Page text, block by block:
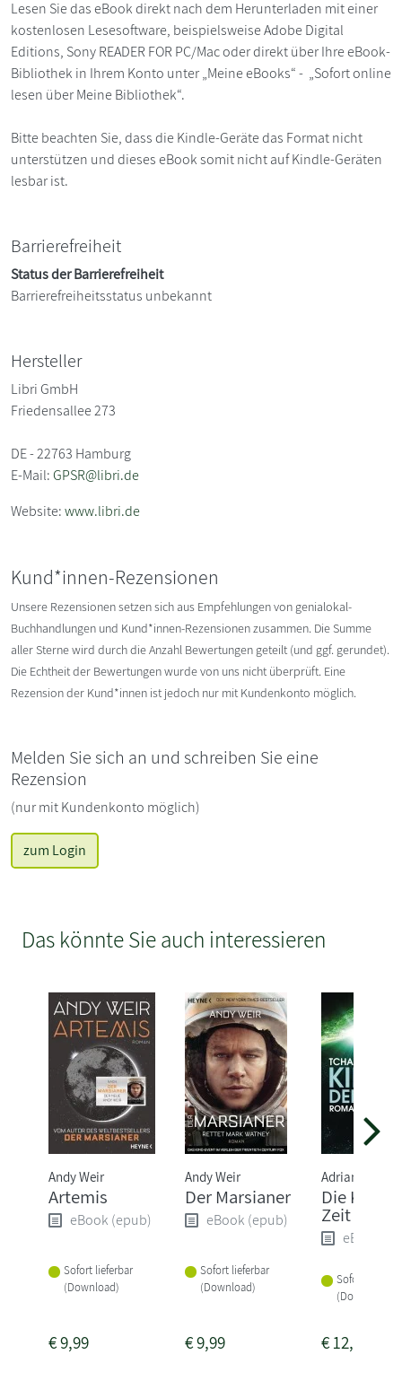
Lesen Sie das eBook direkt nach dem Herunterladen mit einer
kostenlosen Lesesoftware, beispielsweise Adobe Digital
Editions, Sony READER FOR PC/Mac oder direkt über Ihre eBook-
Bibliothek in Ihrem Konto unter „Meine eBooks“ - „Sofort online
lesen über Meine Bibliothek“.
Bitte beachten Sie, dass die Kindle-Geräte das Format nicht
unterstützen und dieses eBook somit nicht auf Kindle-Geräten
lesbar ist.
Barrierefreiheit
Status der Barrierefreiheit
Barrierefreiheitsstatus unbekannt
Hersteller
Libri GmbH
Friedensallee 273
DE - 22763 Hamburg
E-Mail:GPSR@libri.de
Website:www.libri.de
Kund*innen-Rezensionen
Unsere Rezensionen setzen sich aus Empfehlungen von genialokal-
Buchhandlungen und Kund*innen-Rezensionen zusammen. Die Summe
aller Sterne wird durch die Anzahl Bewertungen geteilt (und ggf. gerundet).
Die Echtheit der Bewertungen wurde von uns nicht überprüft. Eine
Rezension der Kund*innen ist jedoch nur mit Kundenkonto möglich.
Melden Sie sich an und schreiben Sie eine
Rezension
(nur mit Kundenkonto möglich)
zum Login
Das könnte Sie auch interessieren
Andy Weir
Artemis
eBook (epub)
Sofort lieferbar
(Download)
€9,99
Andy Weir
Der Marsianer
eBook (epub)
Sofort lieferbar
(Download)
€9,99
Adrian
Die
Zeit
eBook
Sofort
(Download)
€12,99